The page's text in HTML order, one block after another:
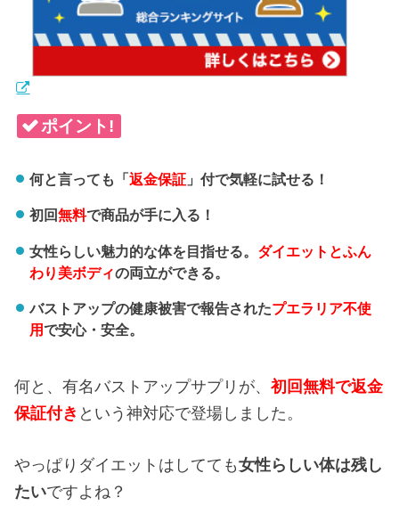
ポイント!
何と言っても「返金保証」付で気軽に試せる！
初回無料で商品が手に入る！
女性らしい魅力的な体を目指せる。 ダイエットとふん
わり美ボディの両立ができる。
バストアップの健康被害で報告されたプエラリア不使
用で安心・安全。
何と、有名バストアップサプリが、初回無料で返金
保証付き という神対応で登場しました。
やっぱりダイエットはしてても女性らしい体は残し
たいですよね？